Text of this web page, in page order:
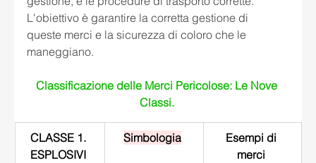
L'obiettivo è garantire la corretta gestione di
queste merci e la sicurezza di coloro che le
maneggiano.
Classificazione delle Merci Pericolose: Le Nove
Classi.
CLASSE 1.
ESPLOSIVI
Simbologia
Esempi di
merci